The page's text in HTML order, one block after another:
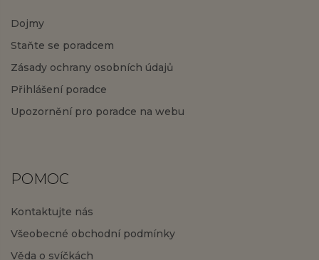
Dojmy
Staňte se poradcem
Zásady ochrany osobních údajů
Přihlášení poradce
Upozornění pro poradce na webu
POMOC
Kontaktujte nás
Všeobecné obchodní podmínky
Věda o svíčkách